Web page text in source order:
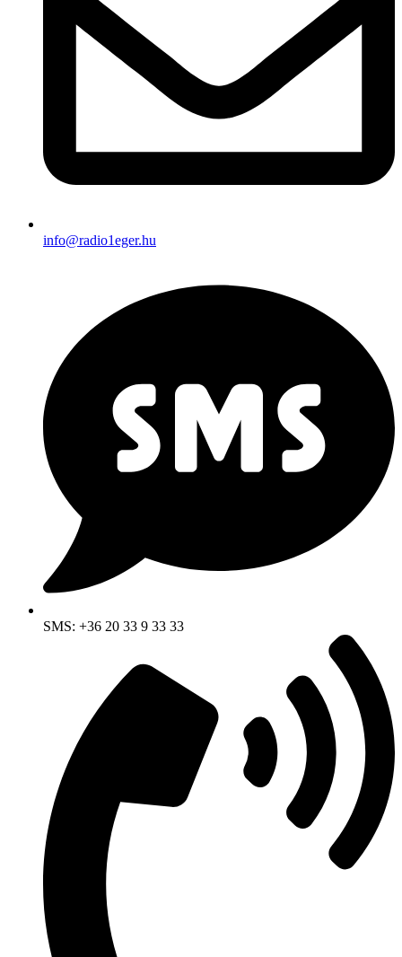
info@radio1eger.hu
SMS: +36 20 33 9 33 33